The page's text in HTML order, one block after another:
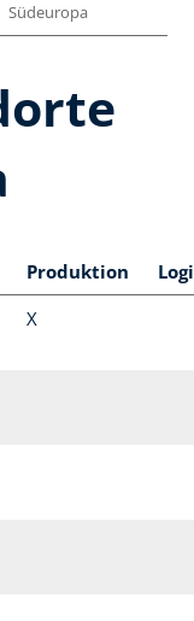
Südeuropa
Produktion
X